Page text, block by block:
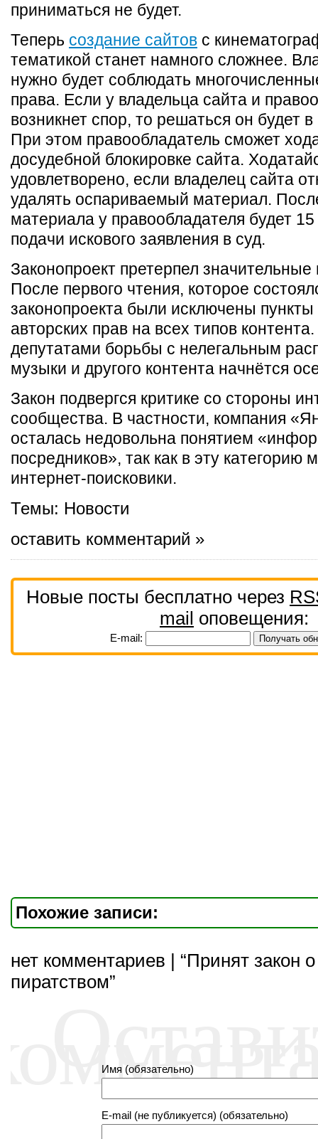
приниматься не будет.
Теперь создание сайтов с
тематикой станет намного сложнее.
нужно будет соблюдать
права. Если у владельца сайта и
возникнет спор, то решаться он будет
При этом правообладатель сможет
досудебной блокировке сайта.
удовлетворено, если владелец сайта
удалять оспариваемый материал.
материала у правообладателя будет
подачи искового заявления в суд.
Законопроект претерпел
После первого чтения, которое
законопроекта были исключены
авторских прав на всех типов
депутатами борьбы с нелегальным
музыки и другого контента начнётся
Закон подвергся критике со стороны
сообщества. В частности, компания
осталась недовольна понятием
посредников», так как в эту категорию
интернет-поисковики.
Темы: Новости
оставить комментарий »
Новые посты бесплатно через
mail оповещения:
E-mail:
Похожие записи:
нет комментариев | “Принят закон
пиратством”
Имя (обязательно)
E-mail (не публикуется) (обязательно)